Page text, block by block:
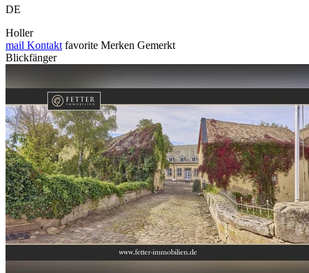
DE
Holler
mail Kontakt favorite Merken Gemerkt
Blickfänger